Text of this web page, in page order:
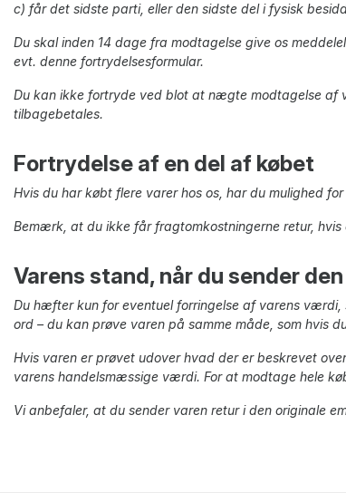
c) får det sidste parti, eller den sidste del i fysisk
Du skal inden 14 dage fra modtagelse give os
evt. denne fortrydelsesformular.
Du kan ikke fortryde ved blot at nægte modtagelse af
tilbagebetales.
Fortrydelse af en del af købet
Hvis du har købt flere varer hos os, har du mulighed
Bemærk, at du ikke får fragtomkostningerne retur,
Varens stand, når du sender
Du hæfter kun for eventuel forringelse af varens
ord – du kan prøve varen på samme måde, som hvis
Hvis varen er prøvet udover hvad der er beskrevet
varens handelsmæssige værdi. For at modtage hele
Vi anbefaler, at du sender varen retur i den originale